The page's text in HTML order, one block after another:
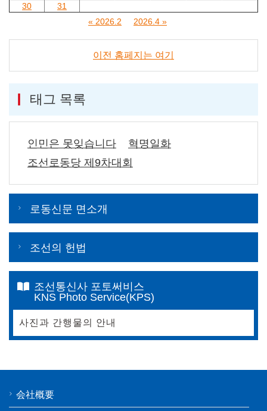
30
31
« 2026.2
2026.4 »
이전 홈페지는 여기
태그 목록
인민은 못잊습니다
혁명일화
조선로동당 제9차대회
로동신문 면소개
조선의 헌법
조선통신사 포토써비스
KNS Photo Service(KPS)
사진과 간행물의 안내
会社概要